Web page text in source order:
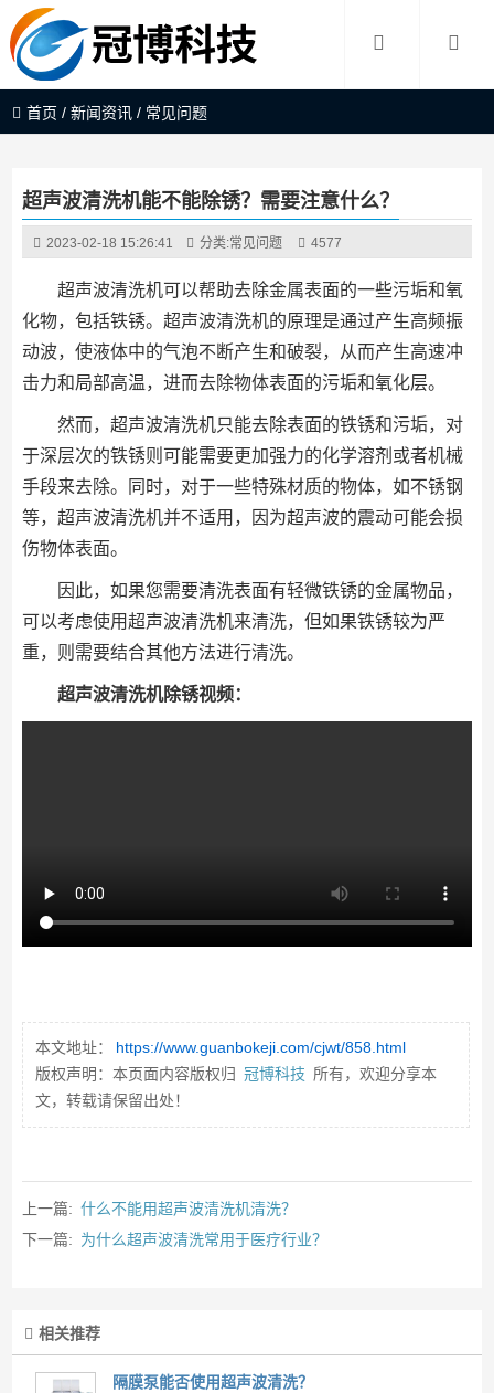
首页 /新闻资讯 / 常见问题
超声波清洗机能不能除锈？需要注意什么？
2023-02-18 15:26:41 分类:常见问题 4577
超声波清洗机可以帮助去除金属表面的一些污垢和氧
化物，包括铁锈。超声波清洗机的原理是通过产生高频振
动波，使液体中的气泡不断产生和破裂，从而产生高速冲
击力和局部高温，进而去除物体表面的污垢和氧化层。
然而，超声波清洗机只能去除表面的铁锈和污垢，对
于深层次的铁锈则可能需要更加强力的化学溶剂或者机械
手段来去除。同时，对于一些特殊材质的物体，如不锈钢
等，超声波清洗机并不适用，因为超声波的震动可能会损
伤物体表面。
因此，如果您需要清洗表面有轻微铁锈的金属物品，
可以考虑使用超声波清洗机来清洗，但如果铁锈较为严
重，则需要结合其他方法进行清洗。
超声波清洗机除锈视频：
本文地址：
https://www.guanbokeji.com/cjwt/858.html
版权声明：本页面内容版权归 冠博科技 所有，欢迎分享本
文，转载请保留出处！
上一篇: 什么不能用超声波清洗机清洗？
下一篇: 为什么超声波清洗常用于医疗行业？
相关推荐
隔膜泵能否使用超声波清洗？